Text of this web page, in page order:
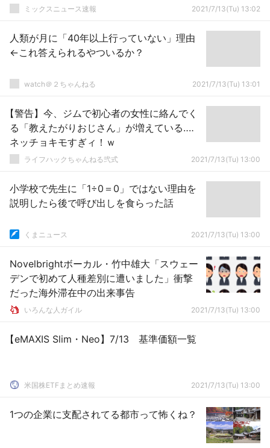
ミックスニュース速報 2021/7/13(Tu) 13:02
人類が月に「40年以上行っていない」理由
←これ答えられるやついるか？
watch＠２ちゃんねる 2021/7/13(Tu) 13:01
【警告】今、ジムで初心者の女性に絡んでく
る「教えたがりおじさん」が増えている‥‥
ネッチョキモすぎィ！ｗ
ライフハックちゃんねる弐式 2021/7/13(Tu) 13:00
小学校で先生に「1÷0＝0」ではない理由を
説明したら後で呼び出しを食らった話
くまニュース 2021/7/13(Tu) 13:00
Novelbrightボーカル・竹中雄大「スウェー
デンで初めて人種差別に遭いました」衝撃
だった海外滞在中の出来事告
いろんな人ガイル 2021/7/13(Tu) 13:00
【eMAXIS Slim・Neo】7/13 基準価額一覧
米国株ETFまとめ速報 2021/7/13(Tu) 13:00
1つの企業に支配されてる都市って怖くね？